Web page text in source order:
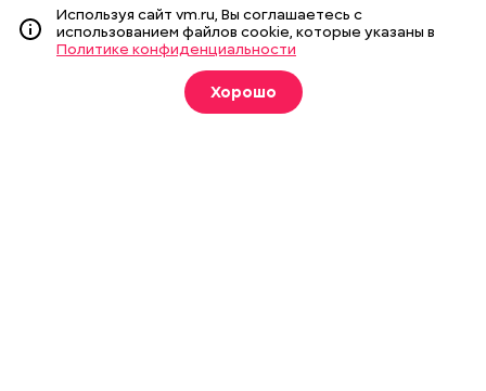
Издание создано при финансовой поддержке Департамента
средств массовой информации и рекламы города Москвы.
На сайте применяются рекомендательные технологии
(информационные технологии предоставления информации
Используя сайт vm.ru, Вы соглашаетесь с
использованием файлов cookie, которые указаны в
Политике конфиденциальности
Хорошо